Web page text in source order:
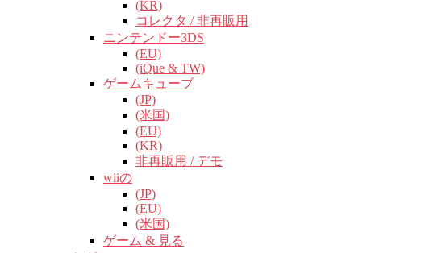
(KR)
コレクタ / 非再販用
ニンテンドー3DS
(EU)
(iQue & TW)
ゲームキューブ
(JP)
(米国)
(EU)
(KR)
非再販用 / デモ
wiiの
(JP)
(EU)
(米国)
ゲーム & 見る